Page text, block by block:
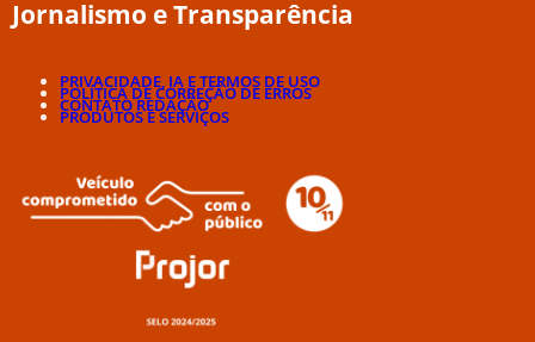
Jornalismo e Transparência
PRIVACIDADE, IA E TERMOS DE USO
POLÍTICA DE CORREÇÃO DE ERROS
CONTATO REDAÇÃO
PRODUTOS E SERVIÇOS